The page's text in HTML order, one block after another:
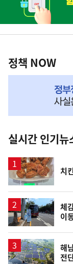
너
역책
NOW,
뉴
스
정책 NOW
실시간 인기뉴
치
체
이
해
전